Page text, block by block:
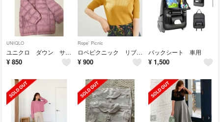
UNIQLO
ユニクロ ダウン サイズ90
¥ 850
Rope' Picnic
ロペピクニック リブ編みニットカットソー
¥ 900
バックシート 車用
¥ 1,500